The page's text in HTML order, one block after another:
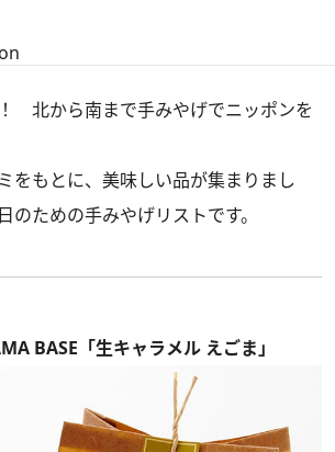
北から南まで手みやげでニッポンを
をもとに、美味しい品が集まりまし
のための手みやげリストです。
BASE「生キャラメル えごま」